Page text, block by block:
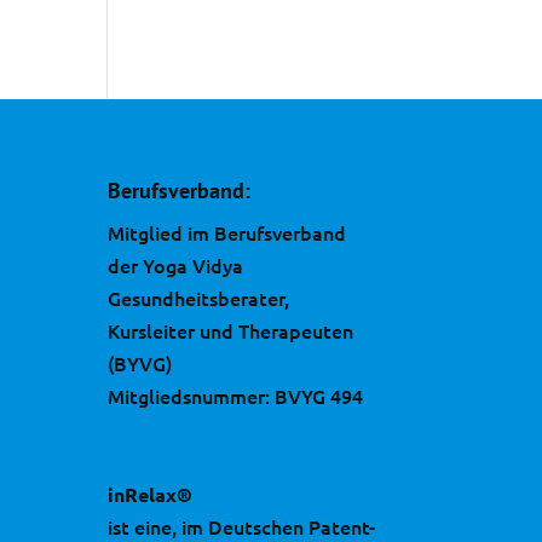
Berufsverband:
Mitglied im Berufsverband
der Yoga Vidya
Gesundheitsberater,
Kursleiter und Therapeuten
(BYVG)
Mitgliedsnummer: BVYG 494
inRelax®
ist eine, im Deutschen Patent-